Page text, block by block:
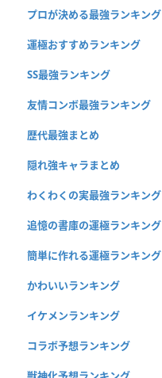
プロが決める最強ランキング
運極おすすめランキング
SS最強ランキング
友情コンボ最強ランキング
歴代最強まとめ
隠れ強キャラまとめ
わくわくの実最強ランキング
追憶の書庫の運極ランキング
簡単に作れる運極ランキング
かわいいランキング
イケメンランキング
コラボ予想ランキング